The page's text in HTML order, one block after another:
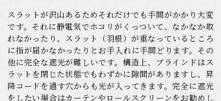
スラットが沢山あるためそれだけでも手間がかかり大変
です。それに静電気でホコリがくっついて、なかなか取
れなかったり、スラット（羽根）が重なっているところ
に指が届かなかったりとお手入れに手間どります。その
他に完全な遮光が難しいです。構造上、ブラインドはス
ラットを閉じた状態でもわずかに隙間がありますし、昇
降コードを通す穴からも光が入ってきます。完全に遮光
をしたい場合はカーテンやロールスクリーンをお勧めし